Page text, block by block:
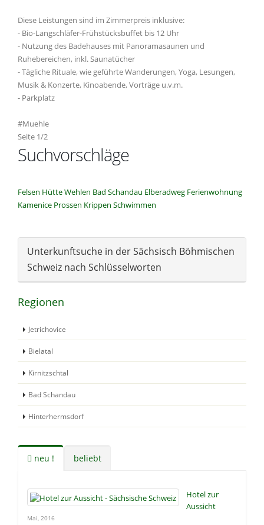
Diese Leistungen sind im Zimmerpreis inklusive:
- Bio-Langschläfer-Frühstücksbuffet bis 12 Uhr
- Nutzung des Badehauses mit Panoramasaunen und
Ruhebereichen, inkl. Saunatücher
- Tägliche Rituale, wie geführte Wanderungen, Yoga, Lesungen,
Musik & Konzerte, Kinoabende, Vorträge u.v.m.
- Parkplatz
#Muehle
Seite 1/2
Suchvorschläge
Felsen HütteWehlen Bad Schandau Elberadweg Ferienwohnung
Kamenice Prossen Krippen Schwimmen
Unterkunftsuche in der Sächsisch Böhmischen
Schweiz nach Schlüsselworten
Regionen
Jetrichovice
Bielatal
Kirnitzschtal
Bad Schandau
Hinterhermsdorf
neu ! beliebt
Hotel zur
Aussicht
Mai, 2016